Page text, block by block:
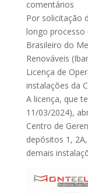
comentários
Por solicitação
longo processo
Brasileiro do
Renováveis
Licença de
instalações da
A licença, que
11/03/2024),
Centro de
depósitos 1,
demais